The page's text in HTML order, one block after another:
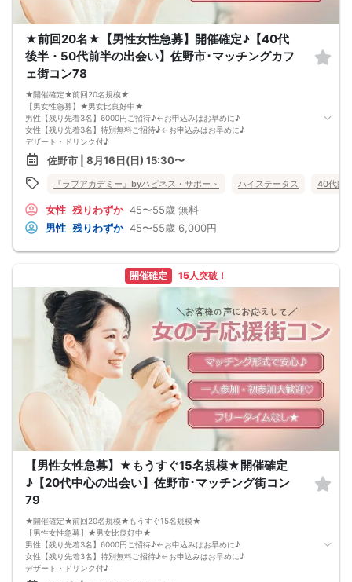
★前回20名★【男性女性急募】開催確定♪【40代
後半・50代前半の出会い】佐野市･マッチングカフ
ェ街コン78
★開催確定★前回20名規模★
【男女性急募】★男女比良好中★
男性【残り先着3名】6000円ご招待♪←お申込みはお早めに♪
女性【残り先着3名】特別無料ご招待♪←お申込みはお早めに♪
デザート・ドリンク付♪
★お申し込みお早目に★
《女性の声を反映されたカフェ店での出会い》
★お一人の方もご参加大歓迎★
★ハイステータスや公務員の方も大歓迎★
2026年8月16日(日曜)
【参加条件】
独身男性・独身女性
特別ありません
【定員】
３２名まで（最少開催2：2）
【飲食内容】
食事：スイーツ
飲物：ドリンク付（ソフトドリンク）
【開催地】いっちょう佐野高萩
住所：栃木県佐野市高萩町５２９−１
97台有
※ 駐車場に限りがございます
※ なるべく乗り合わせの上お越し下さい
【参加費】
男性：6500円(税込)
→早割で6000円
女性：1000円(税込)
→早割で500円→先着3名特別無料♪
★ 早割は先着順の人数限定 ★
※キャンセルの際はキャンセル代がかかります※
マッチングカフェコン当日の流れ
15:10[ 受付スタート ] 当日現金支払
★開始１０分前にはご着席下さい★
15:30[ パーティ開始 ] イベント説明
☆ 参加者全員で乾杯 ☆
佐野市 | 8月16日(日) 15:30〜
『ラブアカデミー』byハピネス・サポート ハイステータス 40代向
女性 残りわずか 45〜55歳 無料
男性 残りわずか 45〜55歳 6,000円
開催確定 15人突破！
【男性女性急募】★もうすぐ15名規模★開催確定
♪【20代中心の出会い】佐野市･マッチング街コン
79
★開催確定★前回20名規模★もうすぐ15名規模★
【男性女性急募】★男女比良好中★
男性【残り先着3名】6000円ご招待♪←お申込みはお早めに♪
女性【残り先着3名】特別無料ご招待♪←お申込みはお早めに♪
デザート・ドリンク付♪
お申し込みお早目に♪